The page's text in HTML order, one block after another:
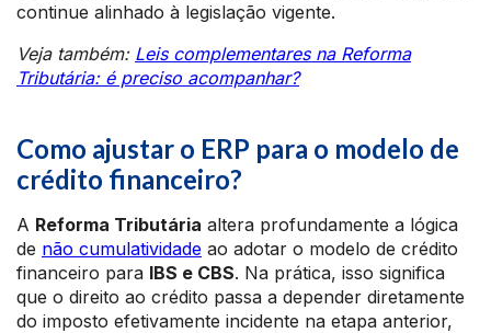
continue alinhado à legislação vigente.
Veja também: Leis complementares na Reforma
Tributária: é preciso acompanhar?
Como ajustar o ERP para o modelo de
crédito financeiro?
A Reforma Tributária altera profundamente a lógica
de não cumulatividade ao adotar o modelo de crédito
financeiro para IBS e CBS. Na prática, isso significa
que o direito ao crédito passa a depender diretamente
do imposto efetivamente incidente na etapa anterior,